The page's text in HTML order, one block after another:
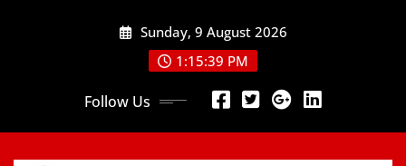
Sunday, 9 August 2026
1:15:40 PM
Follow Us